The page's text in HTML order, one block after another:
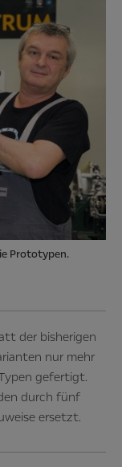
Prototypen.
der bisherigen
nur mehr
gefertigt.
durch fünf
ersetzt.